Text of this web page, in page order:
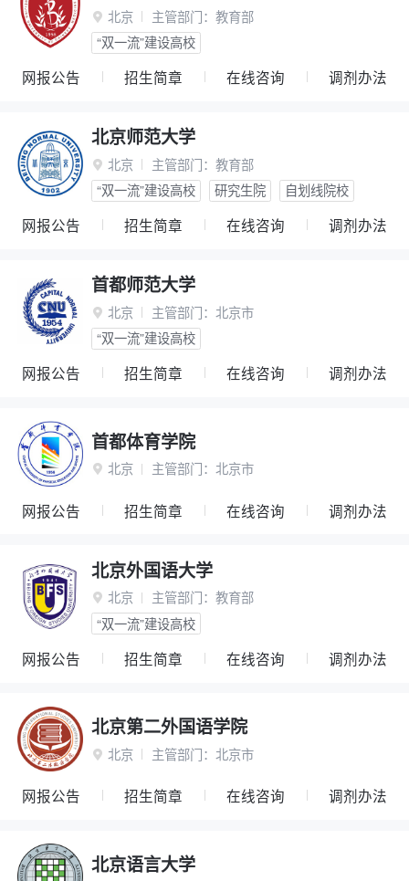
 北京 主管部门： 教育部
“双一流”建设高校
网报公告 招生简章 在线咨询 调剂办法
北京师范大学
 北京 主管部门： 教育部
“双一流”建设高校
研究生院 自划线院校
网报公告 招生简章 在线咨询 调剂办法
首都师范大学
 北京 主管部门： 北京市
“双一流”建设高校
网报公告 招生简章 在线咨询 调剂办法
首都体育学院
 北京 主管部门： 北京市
网报公告 招生简章 在线咨询 调剂办法
北京外国语大学
 北京 主管部门： 教育部
“双一流”建设高校
网报公告 招生简章 在线咨询 调剂办法
北京第二外国语学院
 北京 主管部门： 北京市
网报公告 招生简章 在线咨询 调剂办法
北京语言大学